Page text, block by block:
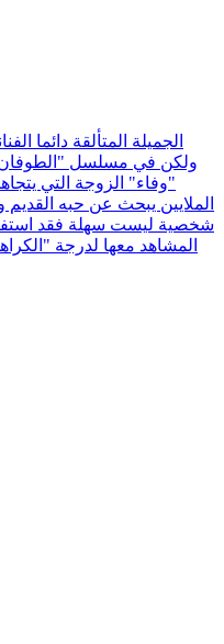
الجميلة المتألقة دائما
ولكن في مسلسل
"وفاء" الزوجة التي
الملايين يبحث عن حبه
شخصية ليست سهلة فقد
المشاهد معها لدرجة